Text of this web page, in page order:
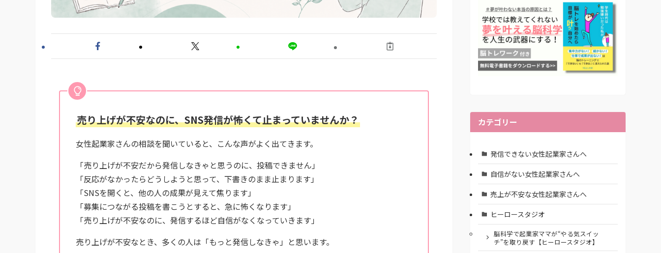
売り上げが不安なのに、SNS発信が怖くて止まっていませんか？
女性起業家さんの相談を聞いていると、こんな声がよく出てきます。
「売り上げが不安だから発信しなきゃと思うのに、投稿できません」
「反応がなかったらどうしようと思って、下書きのまま止まります」
「SNSを開くと、他の人の成果が見えて焦ります」
「募集につながる投稿を書こうとすると、急に怖くなります」
「売り上げが不安なのに、発信するほど自信がなくなっていきます」
売り上げが不安なとき、多くの人は「もっと発信しなきゃ」と思います。
カテゴリー
発信できない女性起業家さんへ
自信がない女性起業家さんへ
売上が不安な女性起業家さんへ
ヒーロースタジオ
脳科学で起業家ママが“やる気スイッ
チ”を取り戻す【ヒーロースタジオ】